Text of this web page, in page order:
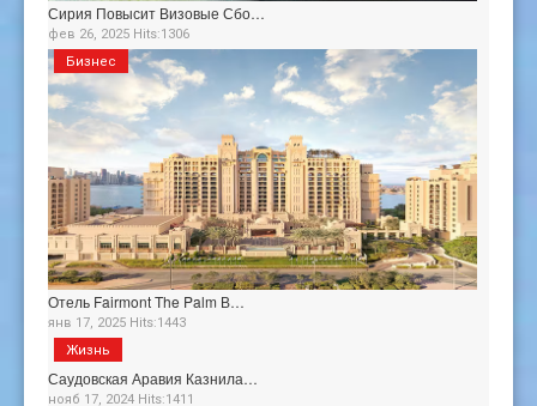
Сирия Повысит Визовые Сбо…
фев 26, 2025 Hits:1306
Отель Fairmont The Palm В…
янв 17, 2025 Hits:1443
Бизнес
Саудовская Аравия Казнила…
нояб 17, 2024 Hits:1411
Жизнь